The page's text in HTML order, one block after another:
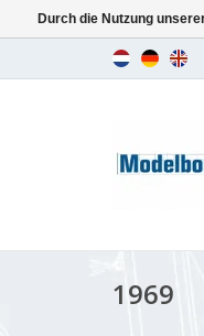
1969
Durch die Nutzung